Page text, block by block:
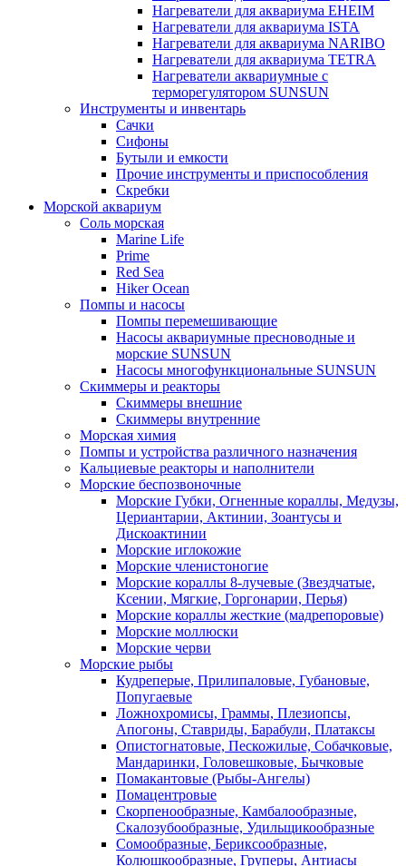
Нагреватели для аквариума EHEIM
Нагреватели для аквариума ISTA
Нагреватели для аквариума NARIBO
Нагреватели для аквариума TETRA
Нагреватели аквариумные с
терморегулятором SUNSUN
Инструменты и инвентарь
Сачки
Сифоны
Бутыли и емкости
Прочие инструменты и приспособления
Скребки
Морской аквариум
Соль морская
Marine Life
Prime
Red Sea
Hiker Ocean
Помпы и насосы
Помпы перемешивающие
Насосы аквариумные пресноводные и
морские SUNSUN
Насосы многофункциональные SUNSUN
Скиммеры и реакторы
Скиммеры внешние
Скиммеры внутренние
Морская химия
Помпы и устройства различного назначения
Кальциевые реакторы и наполнители
Морские беспозвоночные
Морские Губки, Огненные кораллы, Медузы,
Цериантарии, Актинии, Зоантусы и
Дискоактинии
Морские иглокожие
Морские членистоногие
Морские кораллы 8-лучевые (Звездчатые,
Ксении, Мягкие, Горгонарии, Перья)
Морские кораллы жесткие (мадрепоровые)
Морские моллюски
Морские черви
Морские рыбы
Кудреперые, Прилипаловые, Губановые,
Попугаевые
Ложнохромисы, Граммы, Плезиопсы,
Апогоны, Ставриды, Барабули, Платаксы
Опистогнатовые, Пескожилые, Собачковые,
Мандаринки, Головешковые, Бычковые
Помакантовые (Рыбы-Ангелы)
Помацентровые
Скорпенообразные, Камбалообразные,
Скалозубообразные, Удильщикообразные
Сомообразные, Бериксообразные,
Колюшкообразные, Груперы, Антиасы